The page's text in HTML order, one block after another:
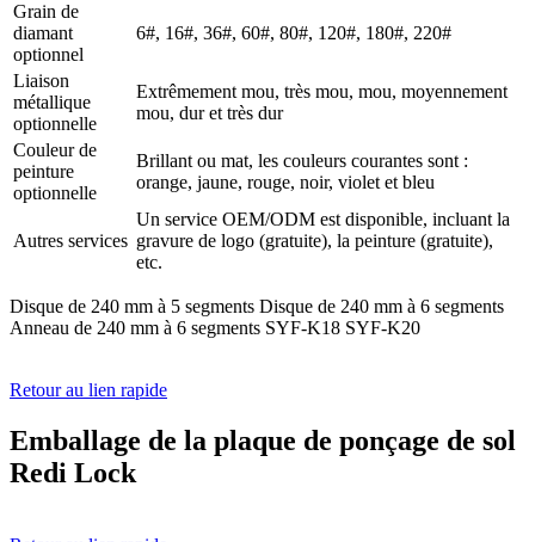
Grain de
diamant
optionnel
6#, 16#, 36#, 60#, 80#, 120#, 180#, 220#
Liaison
métallique
optionnelle
Extrêmement mou, très mou, mou, moyennement
mou, dur et très dur
Couleur de
peinture
optionnelle
Brillant ou mat, les couleurs courantes sont :
orange, jaune, rouge, noir, violet et bleu
Autres services
Un service OEM/ODM est disponible, incluant la
gravure de logo (gratuite), la peinture (gratuite),
etc.
Disque de 240 mm à 5 segments Disque de 240 mm à 6 segments
Anneau de 240 mm à 6 segments SYF-K18 SYF-K20
Retour au lien rapide
Emballage de la plaque de ponçage de sol
Redi Lock